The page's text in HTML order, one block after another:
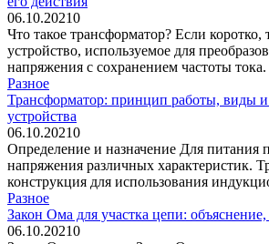
06.10.20210
Что такое трансформатор? Если коротко,
устройство, используемое для
напряжения с сохранением частоты тока.
Разное
Трансформатор: принцип работы, виды и
устройства
06.10.20210
Определение и назначение Для
напряжения различных характеристик.
конструкция для использования
Разное
Закон Ома для участка цепи:
06.10.20210